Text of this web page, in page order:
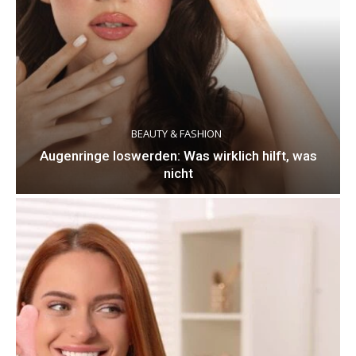
BEAUTY & FASHION
Augenringe loswerden: Was wirklich hilft, was
nicht